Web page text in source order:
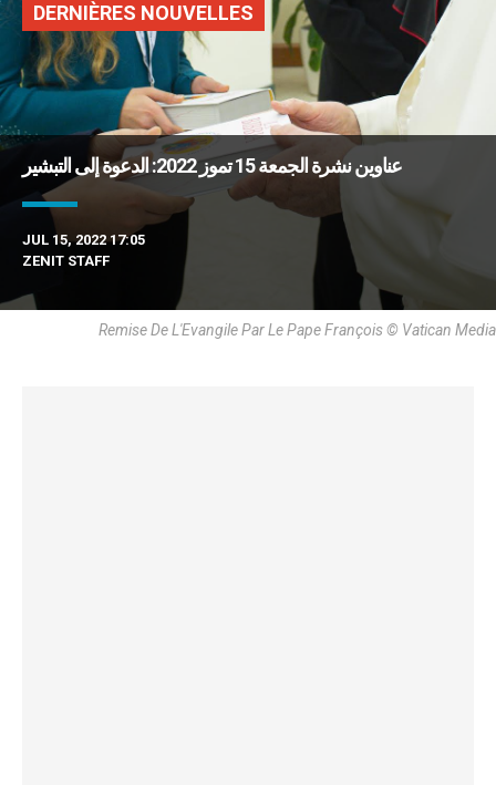
DERNIÈRES NOUVELLES
عناوين نشرة الجمعة 15 تموز 2022: الدعوة إلى التبشير
JUL 15, 2022 17:05
ZENIT STAFF
Remise De L'Evangile Par Le Pape François © Vatican Media